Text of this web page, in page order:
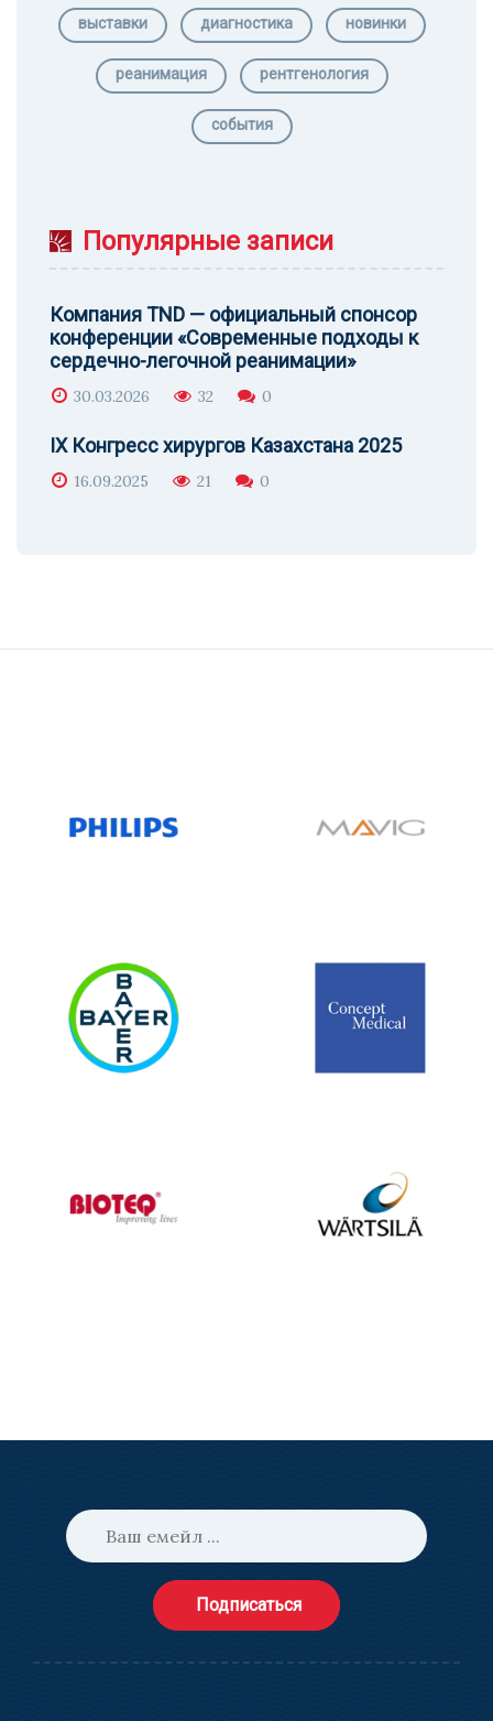
выставки диагностика новинки
реанимация рентгенология
события
Популярные записи
Компания TND — официальный спонсор
конференции «Современные подходы к
сердечно-легочной реанимации»
30.03.2026 32 0
IX Конгресс хирургов Казахстана 2025
16.09.2025 21 0
Подписаться